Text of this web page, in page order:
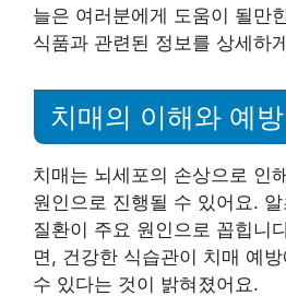
늘은 여러분에게 도움이 될만
식품과 관련된 정보를 상세하
치매의 이해와 예방
치매는 뇌세포의 손상으로 인
원인으로 진행될 수 있어요.
질환이 주요 원인으로 꼽힙니
면, 건강한 식습관이 치매 예
수 있다는 것이 밝혀졌어요.